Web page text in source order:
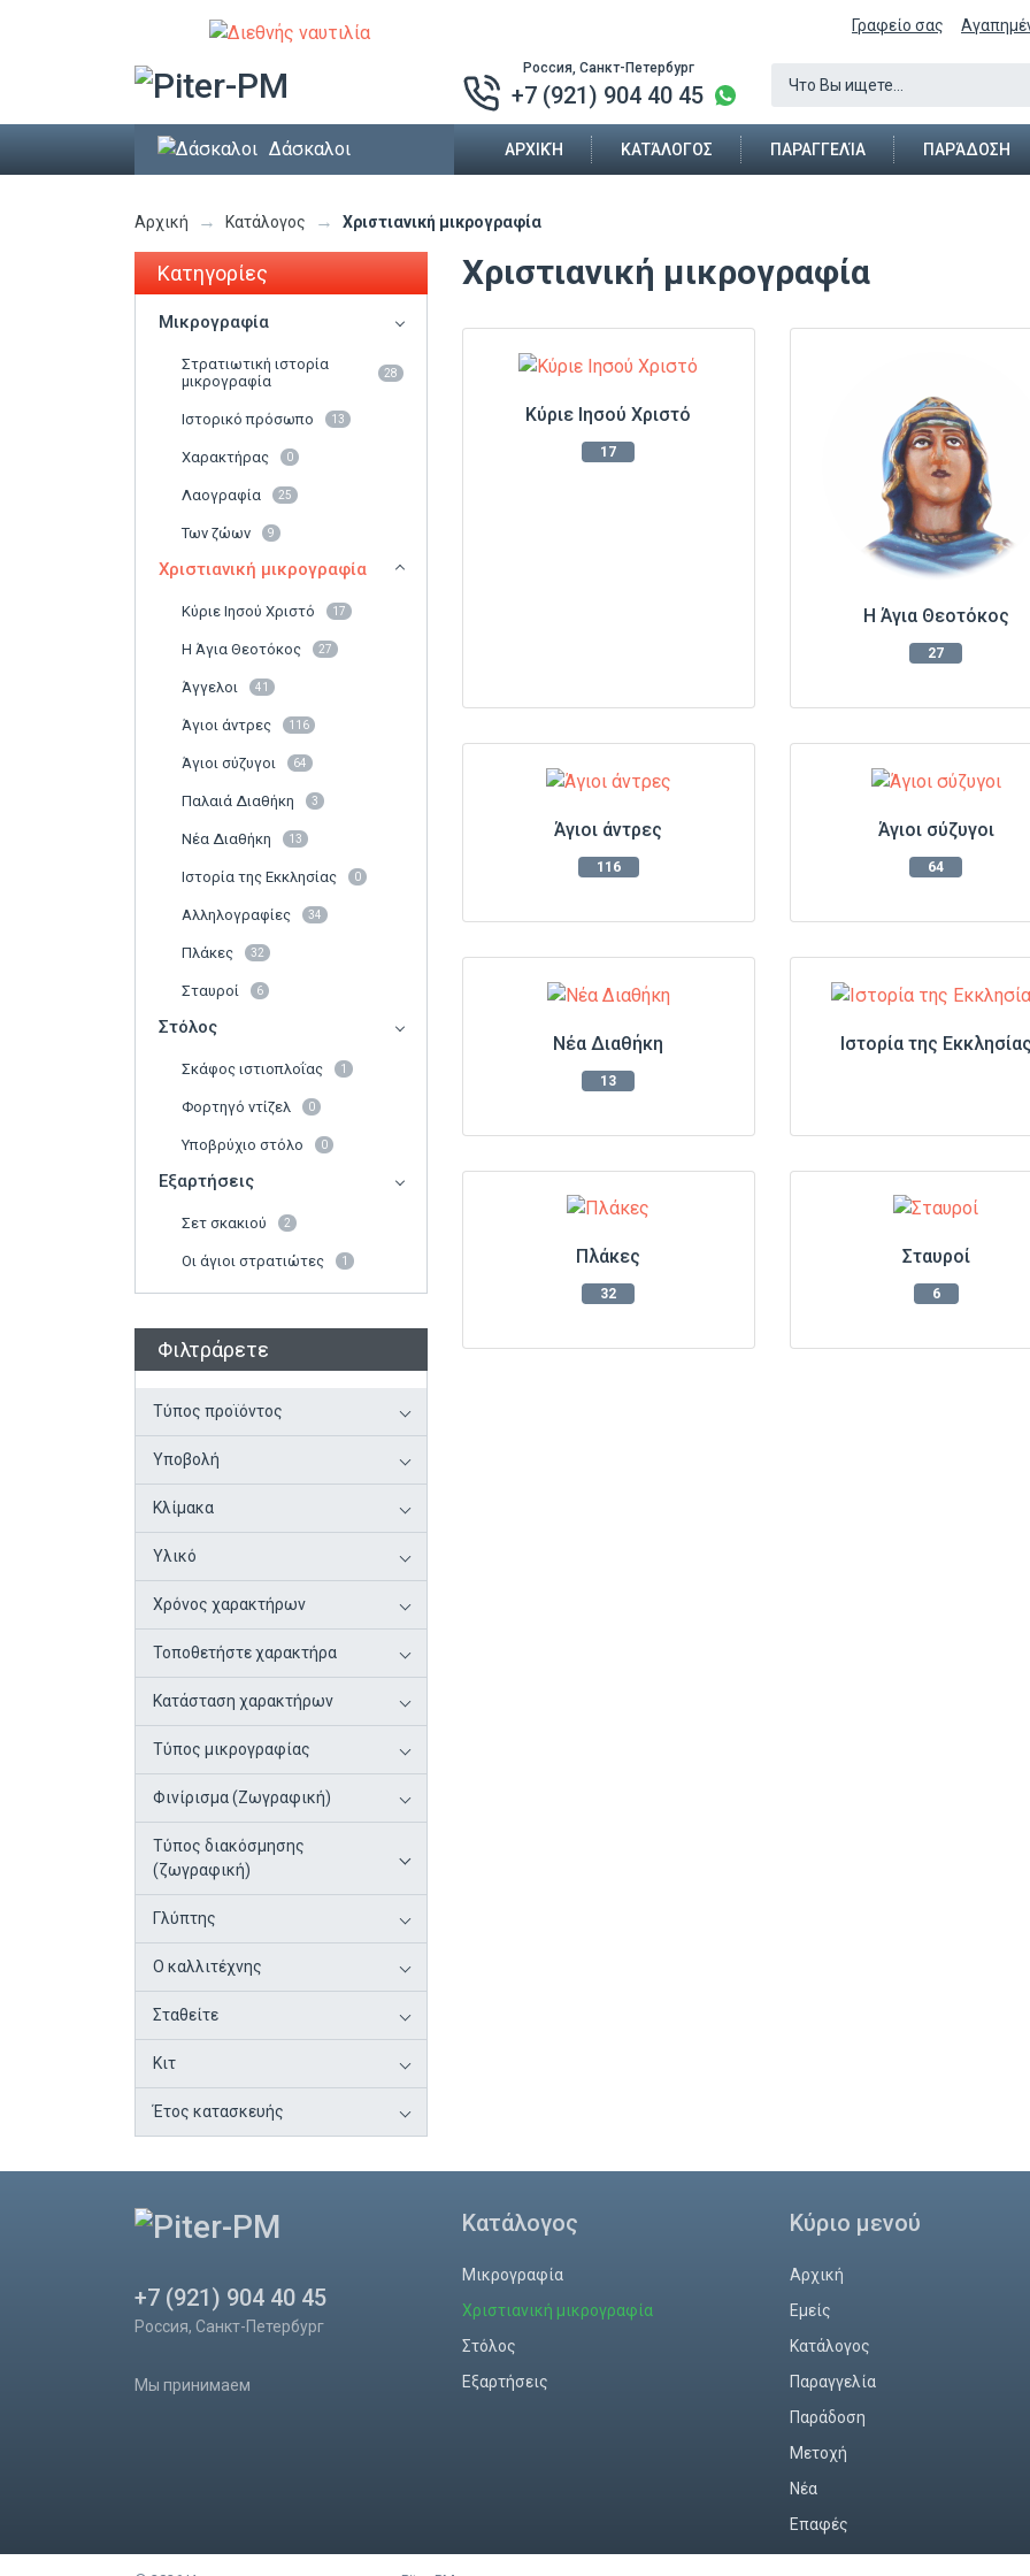
Γραφείο σας
Россия, Санкт-Петербург
+7 (921) 904 40 45
Δάσκαλοι ΑΡΧΙΚΉ ΚΑΤΆΛΟΓΟΣ ΠΑΡΑΓΓΕΛΊΑ ΠΑΡΆΔΟΣΗ
Αρχική → Κατάλογος → Χριστιανική μικρογραφία
Χριστιανική μικρογραφία
Κύριε Ιησού Χριστό
17
Η Άγια Θεοτόκος
27
Άγιοι άντρες
116
Άγιοι σύζυγοι
64
Νέα Διαθήκη
13
Ιστορία της Εκκλησίας
Πλάκες
32
Σταυροί
6
Κατηγορίες
Μικρογραφία
Στρατιωτική ιστορία
μικρογραφία
28
Ιστορικό πρόσωπο 13
Χαρακτήρας 0
Λαογραφία 25
Των ζώων 9
Χριστιανική μικρογραφία
Κύριε Ιησού Χριστό 17
Η Άγια Θεοτόκος 27
Άγγελοι 41
Άγιοι άντρες 116
Άγιοι σύζυγοι 64
Παλαιά Διαθήκη 3
Νέα Διαθήκη 13
Ιστορία της Εκκλησίας 0
Αλληλογραφίες 34
Πλάκες 32
Σταυροί 6
Στόλος
Σκάφος ιστιοπλοΐας 1
Φορτηγό ντίζελ 0
Υποβρύχιο στόλο 0
Εξαρτήσεις
Σετ σκακιού 2
Οι άγιοι στρατιώτες 1
Φιλτράρετε
Τύπος προϊόντος
Υποβολή
Κλίμακα
Υλικό
Χρόνος χαρακτήρων
Τοποθετήστε χαρακτήρα
Κατάσταση χαρακτήρων
Τύπος μικρογραφίας
Φινίρισμα (Ζωγραφική)
Τύπος διακόσμησης
(ζωγραφική)
Γλύπτης
Ο καλλιτέχνης
Σταθείτε
Κιτ
Έτος κατασκευής
+7 (921) 904 40 45
Россия, Санкт-Петербург
Мы принимаем
Κατάλογος
Μικρογραφία
Χριστιανική μικρογραφία
Στόλος
Εξαρτήσεις
Κύριο μενού
Αρχική
Εμείς
Κατάλογος
Παραγγελία
Παράδοση
Mετοχή
Νέα
Επαφές